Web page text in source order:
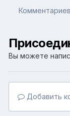
Вы можете
Добавить